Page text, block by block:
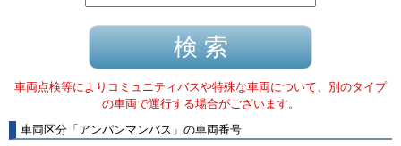
車両点検等によりコミュニティバスや特殊な車両について、別のタイプ
の車両で運行する場合がございます。
車両区分 「 アンパンマンバス 」 の車両番号